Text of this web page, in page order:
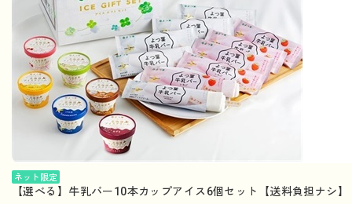
ネット限定
【選べる】牛乳バー10本カップアイス6個セット【送料負担ナシ】